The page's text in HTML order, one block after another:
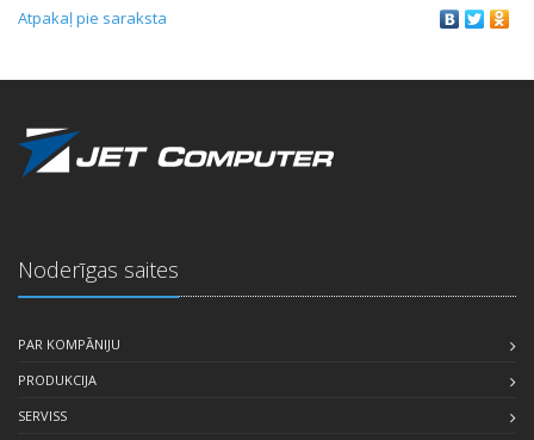
Atpakaļ pie saraksta
Noderīgas saites
PAR KOMPĀNIJU
PRODUKCIJA
SERVISS